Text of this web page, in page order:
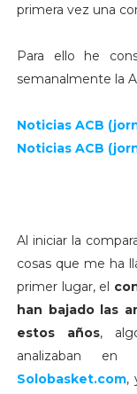
primera vez una
Para ello he
semanalmente la
Noticias ACB
Noticias ACB
Al iniciar la
cosas que me ha
primer lugar, el
han bajado las
estos años,
analizaban en
Solobasket.com,